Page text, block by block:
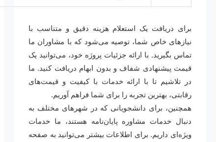
برای دریافت یک استعلام هزینه دقیق و متناسب با
نیازهای خاص شما، توصیه می‌شود که با مشاوران ما
تماس بگیرید. با ارائه جزئیات پروژه خود، می‌توانید یک
قیمت پیشنهادی شفاف و بدون ابهام دریافت کنید. ما
در تلاشیم تا با ارائه خدمات با کیفیت و قیمت‌های
رقابتی، بهترین تجربه را برای شما فراهم آوریم.
همچنین، برای دانشجویانی که در شهرهای مختلف به
دنبال خدمات مشاوره پایان‌نامه هستند، ما خدمات
ویژه‌ای داریم. برای اطلاعات بیشتر می‌توانید به صفحه